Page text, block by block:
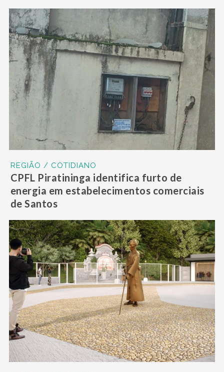
REGIÃO / COTIDIANO
CPFL Piratininga identifica furto de
energia em estabelecimentos comerciais
de Santos